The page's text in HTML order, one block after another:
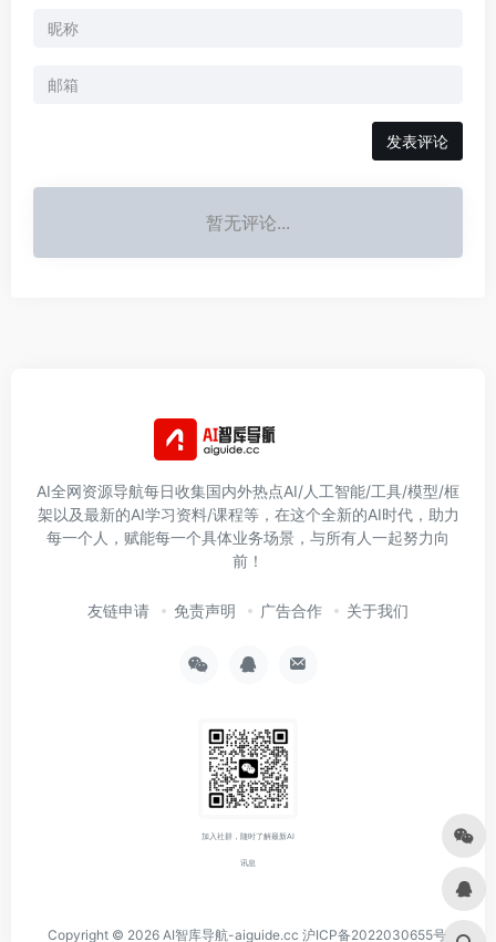
发表评论
暂无评论...
AI全网资源导航每日收集国内外热点AI/人工智能/工具/模型/框
架以及最新的AI学习资料/课程等，在这个全新的AI时代，助力
每一个人，赋能每一个具体业务场景，与所有人一起努力向
前！
友链申请 免责声明 广告合作 关于我们
加入社群，随时了解最新AI
讯息
Copyright © 2026 AI智库导航-aiguide.cc 沪ICP备2022030655号